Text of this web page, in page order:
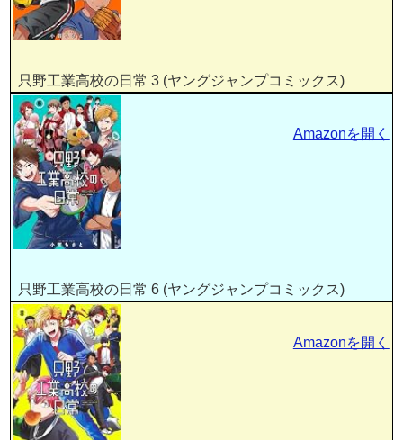
只野工業高校の日常 3 (ヤングジャンプコミックス)
只野工業高校の日常 6 (ヤングジャンプコミックス)
Amazonを開く
Amazonを開く